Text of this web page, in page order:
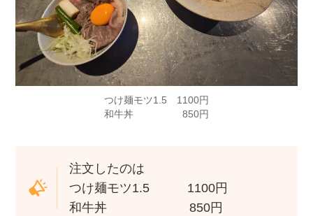
つけ麺モツ1.5 1100円
和牛丼 850円
注文したのは
つけ麺モツ1.5 1100円
和牛丼
850円